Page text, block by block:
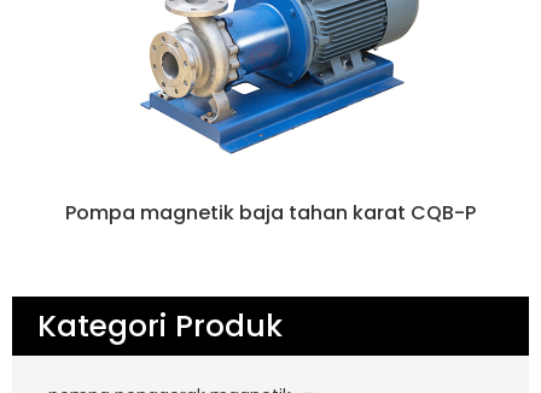
Kategori Produk
Pompa magnetik baja tahan karat CQB-P